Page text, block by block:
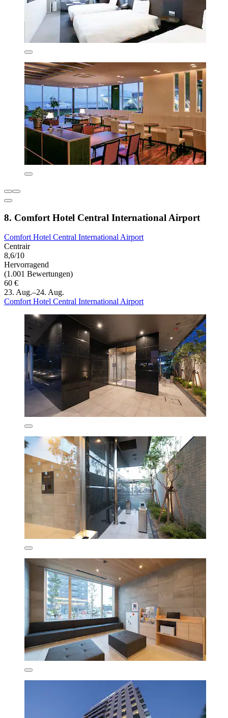
8. Comfort Hotel Central International Airport
Comfort Hotel Central International Airport
Centrair
8,6/10
Hervorragend
(1.001 Bewertungen)
60 €
23. Aug.–24. Aug.
Comfort Hotel Central International Airport